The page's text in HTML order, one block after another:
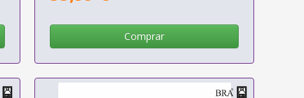
Comprar